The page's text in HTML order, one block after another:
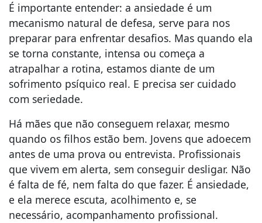
É importante entender: a ansiedade é um
mecanismo natural de defesa, serve para nos
preparar para enfrentar desafios. Mas quando ela
se torna constante, intensa ou começa a
atrapalhar a rotina, estamos diante de um
sofrimento psíquico real. E precisa ser cuidado
com seriedade.
Há mães que não conseguem relaxar, mesmo
quando os filhos estão bem. Jovens que adoecem
antes de uma prova ou entrevista. Profissionais
que vivem em alerta, sem conseguir desligar. Não
é falta de fé, nem falta do que fazer. É ansiedade,
e ela merece escuta, acolhimento e, se
necessário, acompanhamento profissional.